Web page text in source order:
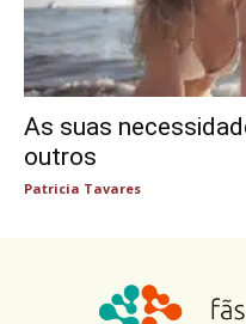
As suas
outros
Patricia Tavares